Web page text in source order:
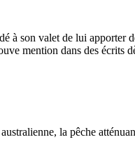
son valet de lui apporter
mention dans des écrits
la pêche